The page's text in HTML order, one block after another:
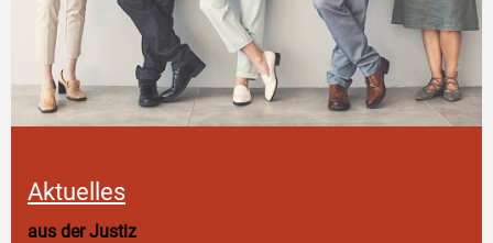
Aktuelles
aus der Justiz